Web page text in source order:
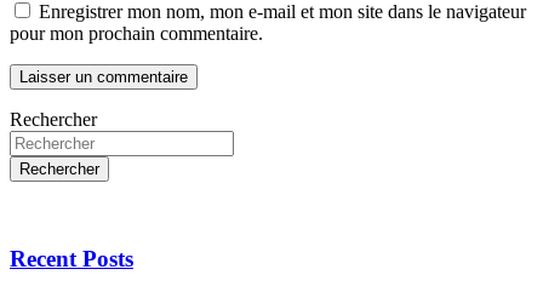
Enregistrer mon nom, mon e-mail et mon site dans le navigateur
pour mon prochain commentaire.
Rechercher
Rechercher
Recent Posts